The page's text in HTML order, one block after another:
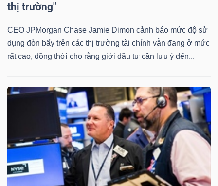
thị trường"
CEO JPMorgan Chase Jamie Dimon cảnh báo mức độ sử
dụng đòn bẩy trên các thị trường tài chính vẫn đang ở mức
rất cao, đồng thời cho rằng giới đầu tư cần lưu ý đến...
NGHỆ
THÔNG
TIN
TRUYỀN
THÔNG